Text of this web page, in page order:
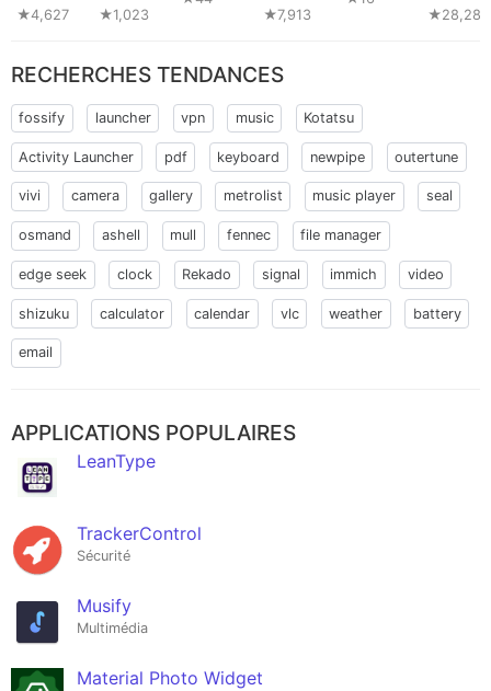
★4,627 ★1,023 ★7,913 ★28,284
RECHERCHES TENDANCES
fossify launcher vpn music Kotatsu
Activity Launcher pdf keyboard newpipe outertune
vivi camera gallery metrolist music player seal
osmand ashell mull fennec file manager
edge seek clock Rekado signal immich video
shizuku calculator calendar vlc weather battery
email
APPLICATIONS POPULAIRES
LeanType
TrackerControl
Sécurité
Musify
Multimédia
Material Photo Widget